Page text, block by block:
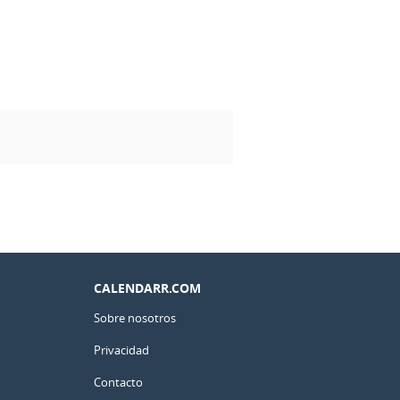
CALENDARR.COM
Sobre nosotros
Privacidad
Contacto